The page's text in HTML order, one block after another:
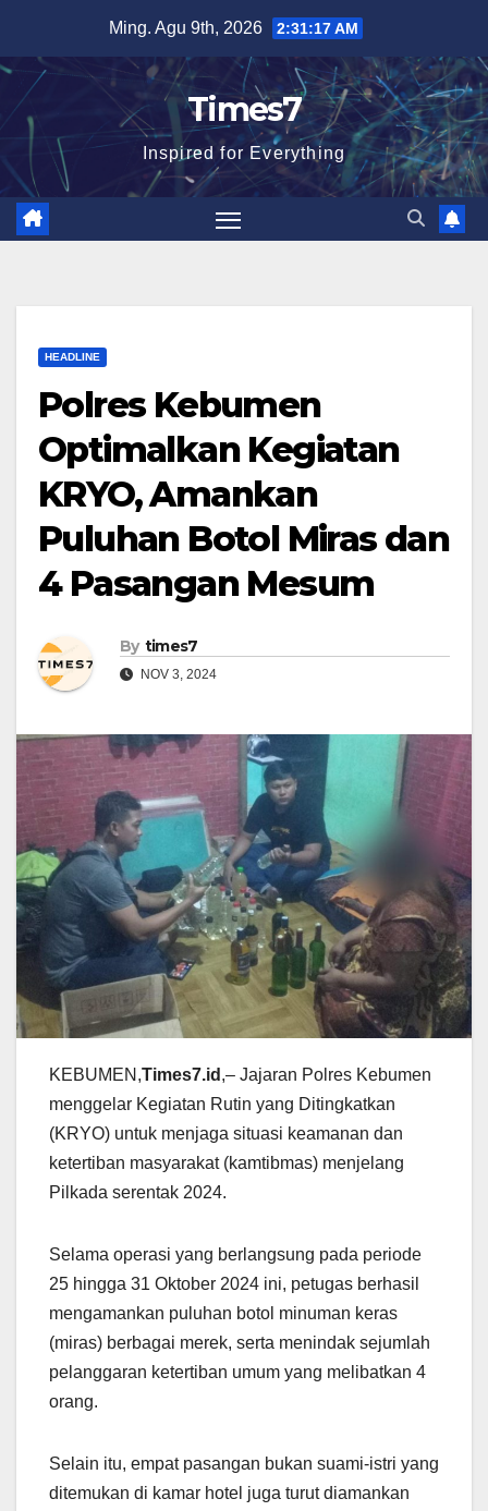
content
Ming. Agu 9th, 2026 2:31:18 AM
Times7
Inspired for Everything
HEADLINE
Polres Kebumen
Optimalkan Kegiatan
KRYO, Amankan
Puluhan Botol Miras dan
4 Pasangan Mesum
By times7
NOV 3, 2024
KEBUMEN,Times7.id ,– Jajaran Polres Kebumen
menggelar Kegiatan Rutin yang Ditingkatkan
(KRYO) untuk menjaga situasi keamanan dan
ketertiban masyarakat (kamtibmas) menjelang
Pilkada serentak 2024.
Selama operasi yang berlangsung pada periode
25 hingga 31 Oktober 2024 ini, petugas berhasil
mengamankan puluhan botol minuman keras
(miras) berbagai merek, serta menindak sejumlah
pelanggaran ketertiban umum yang melibatkan 4
orang.
Selain itu, empat pasangan bukan suami-istri yang
ditemukan di kamar hotel juga turut diamankan